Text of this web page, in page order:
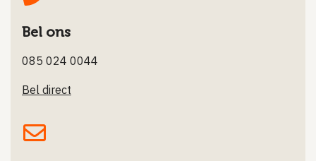
Bel ons
085 024 0044
Bel direct